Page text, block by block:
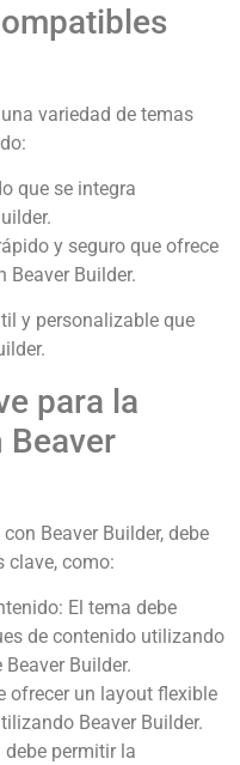
variedad de temas
que se integra
y seguro que ofrece
Builder.
y personalizable que
para la
Beaver Builder, debe
clave, como:
El tema debe
de contenido utilizando
Builder.
ofrecer un layout flexible
Beaver Builder.
debe permitir la